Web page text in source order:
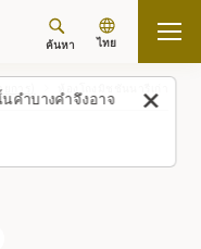
คำบางคำจึงอาจ
ค้นหา ไทย
การ)